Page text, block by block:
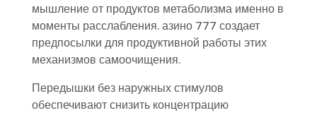
мышление от продуктов метаболизма именно в
моменты расслабления. азино 777 создает
предпосылки для продуктивной работы этих
механизмов самоочищения.
Передышки без наружных стимулов
обеспечивают снизить концентрацию